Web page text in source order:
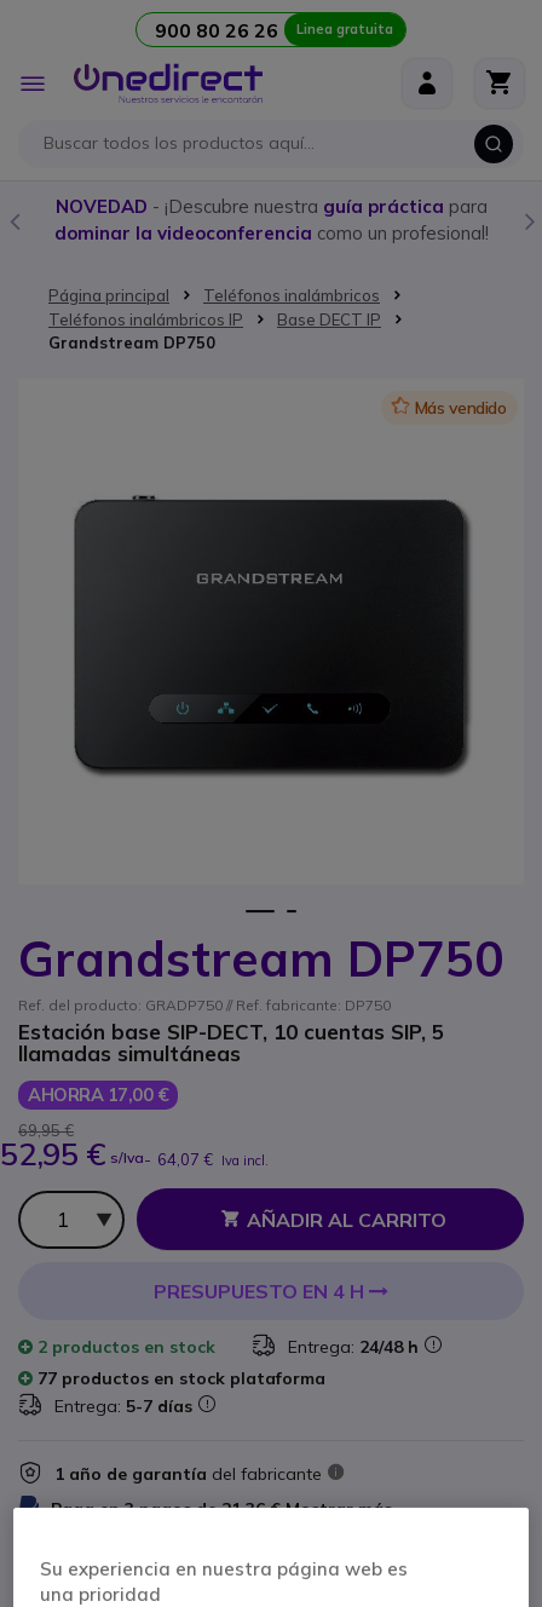
900 80 26 26 Linea gratuita
Toggle
Nav
NOVEDAD - ¡Descubre nuestra guía práctica para
dominar la videoconferencia como un profesional!
Página principal
Teléfonos inalámbricos
Teléfonos inalámbricos IP
Base DECT IP
Grandstream DP750
Grandstream DP750
Ref. del producto: GRADP750 // Ref. fabricante: DP750
Estación base SIP-DECT, 10 cuentas SIP, 5
llamadas simultáneas
AHORRA 17,00 €
69,95 €
52,95 € s/Iva- 64,07 € Iva incl.
Cantidad
AÑADIR AL CARRITO
PRESUPUESTO EN 4 H
2 productos en stock Entrega: 24/48 h
77 productos en stock plataforma
Entrega: 5-7 días
1 año de garantía del fabricante
Paga en 3 pagos de21,36 € Mostrar más
IconMás vendido
Saltar al comienzo de la galería de imágenes
Su experiencia en nuestra página web es
una prioridad